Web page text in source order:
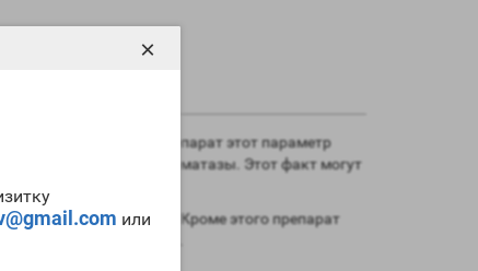
или
×
в остальных препарат этот параметр
ингибитора ароматазы. Этот факт могут
процессов. Кроме этого препарат